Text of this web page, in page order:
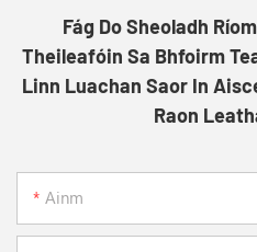
Fág Do Sheoladh
Theileafóin Sa Bhfoirm
Linn Luachan Saor In
Raon
Ainm